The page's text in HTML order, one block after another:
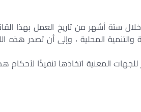
خلال ستة أشهر من تاريخ العمل بهذا
المحلية ، وإلى أن تصدر هذه
للجهات المعنية اتخاذها تنفيذًا لأحكام